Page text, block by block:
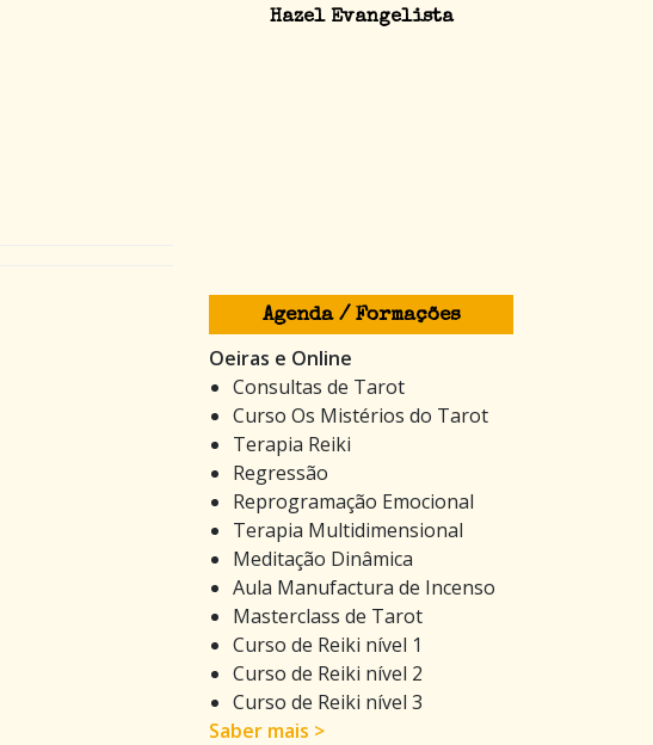
Hazel Evangelista
Agenda / Formações
Oeiras e Online
Consultas de Tarot
Curso Os Mistérios do Tarot
Terapia Reiki
Regressão
Reprogramação Emocional
Terapia Multidimensional
Meditação Dinâmica
Aula Manufactura de Incenso
Masterclass de Tarot
Curso de Reiki nível 1
Curso de Reiki nível 2
Curso de Reiki nível 3
Saber mais >